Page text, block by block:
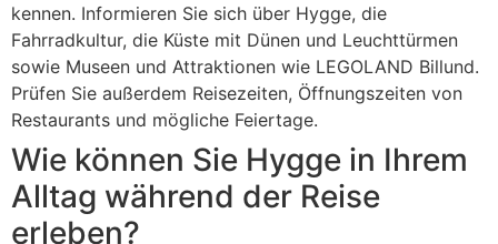
kennen. Informieren Sie sich über Hygge, die
Fahrradkultur, die Küste mit Dünen und Leuchttürmen
sowie Museen und Attraktionen wie LEGOLAND Billund.
Prüfen Sie außerdem Reisezeiten, Öffnungszeiten von
Restaurants und mögliche Feiertage.
Wie können Sie Hygge in Ihrem
Alltag während der Reise
erleben?